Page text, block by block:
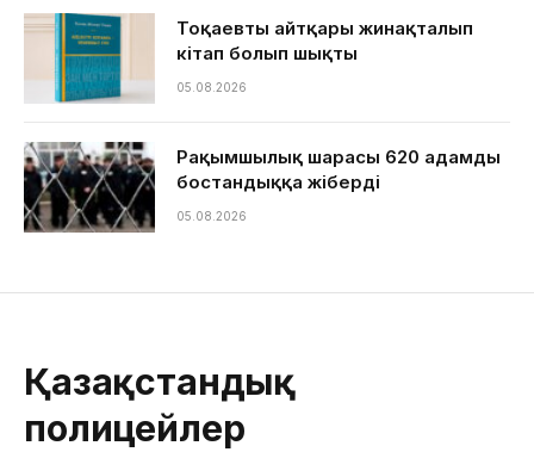
Тоқаевтың айтқары жинақталып
кітап болып шықты
05.08.2026
Рақымшылық шарасы 620 адамды
бостандыққа жіберді
05.08.2026
Қазақстандық
полицейлер